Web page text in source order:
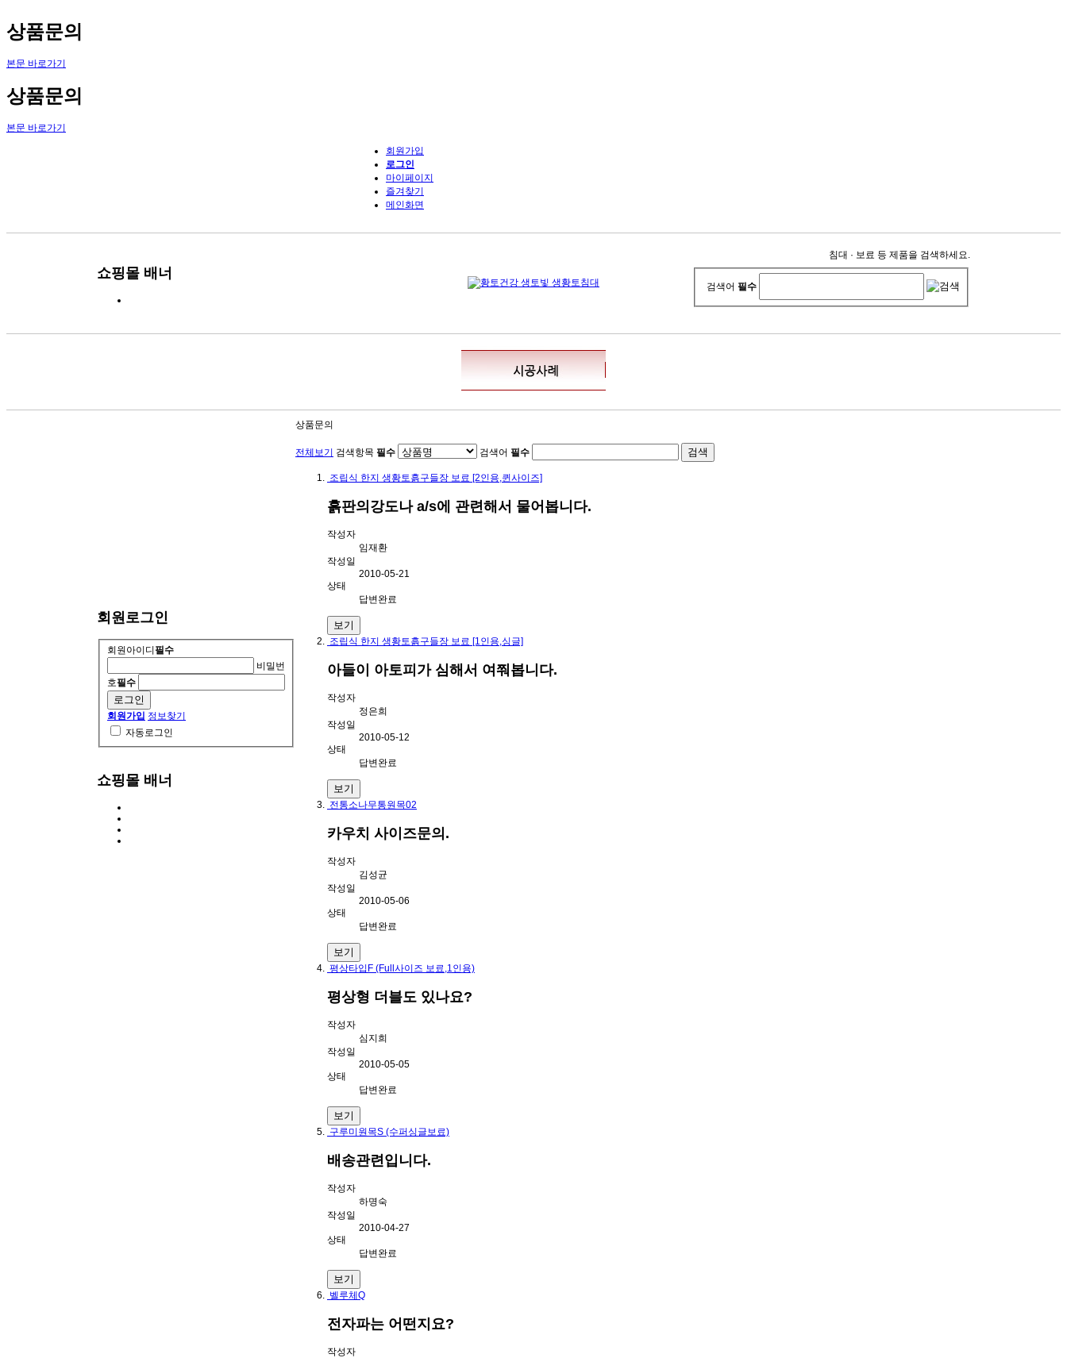
상품문의
본문 바로가기
상품문의
본문 바로가기
회원가입
로그인
마이페이지
즐겨찾기
메인화면
쇼핑몰 배너
침대 · 보료 등 제품을 검색하세요.
검색어 필수
회원로그인
회원아이디 필수
비밀번
호필수
회원가입 정보찾기
자동로그인
쇼핑몰 배너
상품문의
전체보기 검색항목 필수 검색어 필수
조립식 한지 생황토흙구들장 보료 [2인용,퀸사이즈]
흙판의강도나 a/s에 관련해서 물어봅니다.
작성자
임재환
작성일
2010-05-21
상태
답변완료
보기
조립식 한지 생황토흙구들장 보료 [1인용,싱글]
아들이 아토피가 심해서 여쭤봅니다.
작성자
정은희
작성일
2010-05-12
상태
답변완료
보기
전통소나무통원목02
카우치 사이즈문의.
작성자
김성균
작성일
2010-05-06
상태
답변완료
보기
평상타입F (Full사이즈 보료,1인용)
평상형 더블도 있나요?
작성자
심지희
작성일
2010-05-05
상태
답변완료
보기
구루미원목S (수퍼싱글보료)
배송관련입니다.
작성자
하명숙
작성일
2010-04-27
상태
답변완료
보기
벨루체Q
전자파는 어떤지요?
작성자